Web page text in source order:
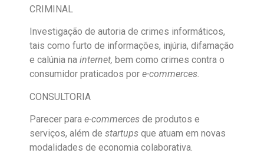
CRIMINAL
Investigação de autoria de crimes informáticos,
tais como furto de informações, injúria, difamação
e calúnia na internet, bem como crimes contra o
consumidor praticados por e-commerces.
CONSULTORIA
Parecer para e-commerces de produtos e
serviços, além de startups que atuam em novas
modalidades de economia colaborativa.